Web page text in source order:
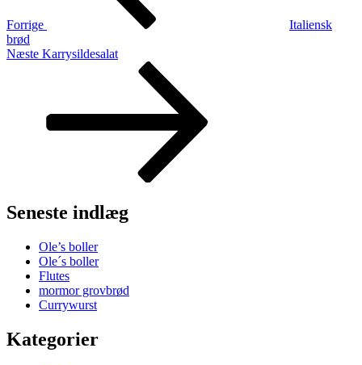
Forrige
Italiensk
brød
Næste
Næste Karrysildesalat
Seneste indlæg
Ole’s boller
Ole´s boller
Flutes
mormor grovbrød
Currywurst
Kategorier